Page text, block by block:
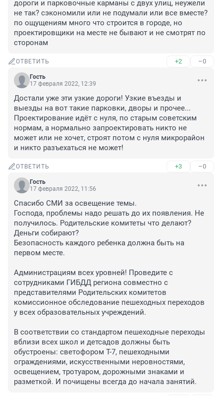
дороги и парковочные карманы с двух улиц, неужели
не так? сэкономили или не подумали или все вместе?
по ощущениям много что строится в городе, но
проектировщики на месте не бывают и не смотрят по
сторонам
ОТВЕТИТЬ +2 –0
Гость
17 февраля 2022, 12:39
Достали уже эти узкие дороги! Узкие въезды и
выезды на вот такие парковки, дворы и прочее...
Проектирование идёт с нуля, по старым советским
нормам, а нормально запроектировать никто не
может или не хочет, строят потом с нуля микрорайон
и никто разъехаться не может!
ОТВЕТИТЬ +3 –0
Гость
17 февраля 2022, 11:56
Спасибо СМИ за освещение темы.
Господа, проблемы надо решать до их появления. Не
получилось. Родительские комитеты что делают?
Деньги собирают?
Безопасность каждого ребенка должна быть на
первом месте.
Администрациям всех уровней! Проведите с
сотрудниками ГИБДД региона совместно с
представителями Родительских комитетов
комиссионное обследование пешеходных переходов
у всех образовательных учреждений.
В соответствии со стандартом пешеходные переходы
вблизи всех школ и детсадов должны быть
обустроены: светофором Т-7, пешеходными
ограждениями, искусственными неровностями,
освещением, тротуаром, дорожными знаками и
разметкой. И почищены всегда до начала занятий.